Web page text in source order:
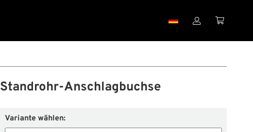
 
Standrohr-Anschlagbuchse
Variante wählen: